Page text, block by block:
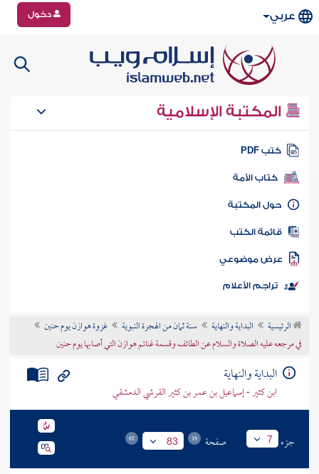
عربي دخول
المكتبة الإسلامية
كتب PDF
كتاب الأمة
المكتبة
الكتب
موضوعي
تراجم الأعلام
الرئيسية البداية والنهاية سنة ثمان من الهجرة النبوية
غزوة هوازن يوم حنين
في مرجعه عليه الصلاة والسلام عن الطائف وقسمة غنائم هوازن التي أصابها يوم حنين
البداية والنهاية
ابن كثير - إسماعيل بن عمر بن كثير القرشي الدمشقي
جزء 7 صفحة 83